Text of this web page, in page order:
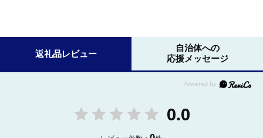
返礼品レビュー
自治体への
応援メッセージ
0.0